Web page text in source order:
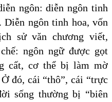
ngôn: diễn ngôn tinh
Diễn ngôn tinh hoa, vốn
sử văn chương viết,
ngôn ngữ được gọt
cất, cơ thể bị làm mờ
đó, cái “thô”, cái “trực
sống thường bị “biên